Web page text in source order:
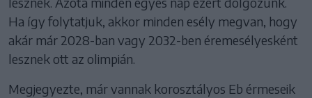
Ha így folytatjuk, akkor minden esély megvan, hogy
akár már 2028-ban vagy 2032-ben éremesélyesként
lesznek ott az olimpián.
Megjegyezte, már vannak korosztályos Eb érmeseik